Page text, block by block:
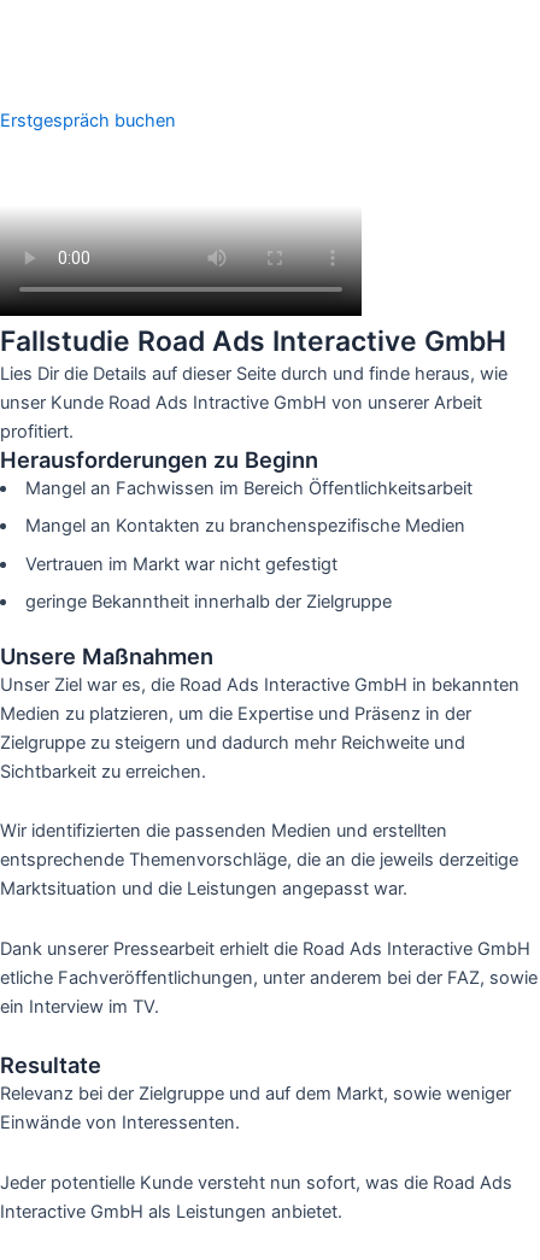
Erstgespräch buchen
Fallstudie Road Ads Interactive GmbH
Lies Dir die Details auf dieser Seite durch und finde heraus, wie
unser Kunde Road Ads Intractive GmbH von unserer Arbeit
profitiert.
Herausforderungen zu Beginn
Mangel an Fachwissen im Bereich Öffentlichkeitsarbeit
Mangel an Kontakten zu branchenspezifische Medien
Vertrauen im Markt war nicht gefestigt
geringe Bekanntheit innerhalb der Zielgruppe
Unsere Maßnahmen
Unser Ziel war es, die Road Ads Interactive GmbH in bekannten
Medien zu platzieren, um die Expertise und Präsenz in der
Zielgruppe zu steigern und dadurch mehr Reichweite und
Sichtbarkeit zu erreichen.
Wir identifizierten die passenden Medien und erstellten
entsprechende Themenvorschläge, die an die jeweils derzeitige
Marktsituation und die Leistungen angepasst war.
Dank unserer Pressearbeit erhielt die Road Ads Interactive GmbH
etliche Fachveröffentlichungen, unter anderem bei der FAZ, sowie
ein Interview im TV.
Resultate
Relevanz bei der Zielgruppe und auf dem Markt, sowie weniger
Einwände von Interessenten.
Jeder potentielle Kunde versteht nun sofort, was die Road Ads
Interactive GmbH als Leistungen anbietet.